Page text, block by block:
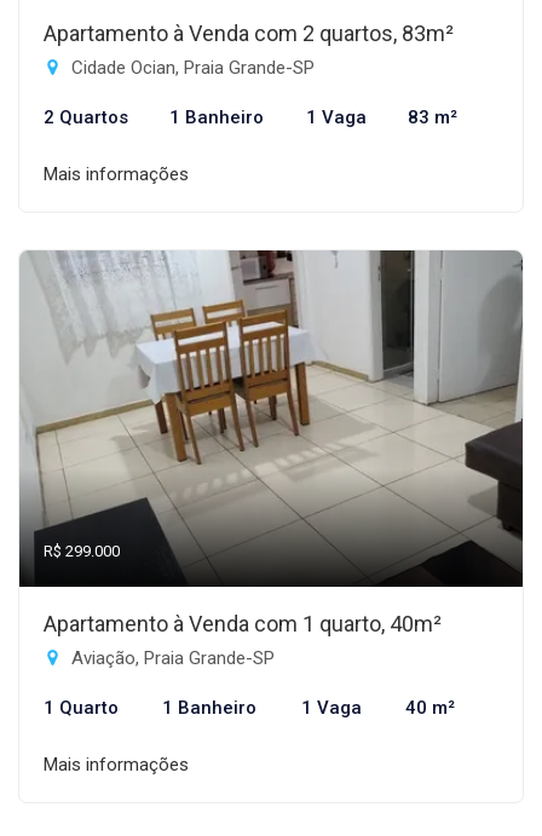
Apartamento à Venda com 2 quartos, 83m²
Cidade Ocian, Praia Grande-SP
2 Quartos 1 Banheiro 1 Vaga 83 m²
Mais informações
R$ 299.000
Apartamento à Venda com 1 quarto, 40m²
Aviação, Praia Grande-SP
1 Quarto 1 Banheiro 1 Vaga 40 m²
Mais informações